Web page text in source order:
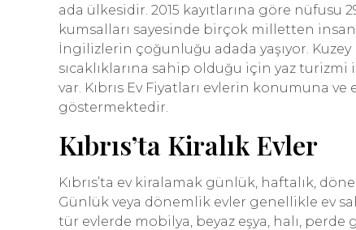
ada ülkesidir. 2015 kayıtlarına göre nüfusu
kumsalları sayesinde birçok milletten
İngilizlerin çoğunluğu adada yaşıyor. Kuzey
sıcaklıklarına sahip olduğu için yaz
var. Kıbrıs Ev Fiyatları evlerin konumuna
göstermektedir.
Kıbrıs’ta Kiralık Evler
Kıbrıs’ta ev kiralamak günlük, haftalık,
Günlük veya dönemlik evler genellikle ev
tür evlerde mobilya, beyaz eşya, halı,